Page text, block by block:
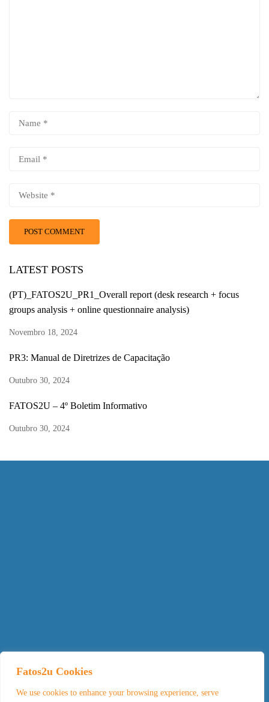
Fatos2u Cookies
We use cookies to enhance your browsing experience, serve
LATEST POSTS
(PT)_FATOS2U_PR1_Overall report (desk research + focus
groups analysis + online questionnaire analysis)
Novembro 18, 2024
PR3: Manual de Diretrizes de Capacitação
Outubro 30, 2024
FATOS2U – 4º Boletim Informativo
Outubro 30, 2024